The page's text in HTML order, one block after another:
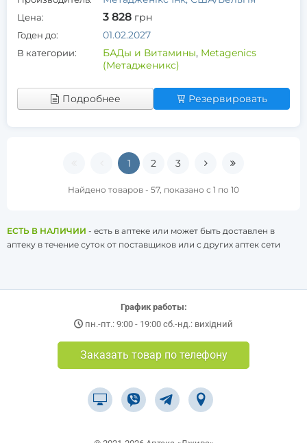
Цена: 3 828 грн
Годен до: 01.02.2027
В категории: БАДы и Витамины, Metagenics
(Метадженикс)
Подробнее Резервировать
1 2 3
Найдено товаров - 57, показано с 1 по 10
ЕСТЬ В НАЛИЧИИ - есть в аптеке или может быть доставлен в
аптеку в течение суток от поставщиков или с других аптек сети
График работы:
пн.-пт.: 9:00 - 19:00 сб.-нд.: вихідний
Заказать товар по телефону